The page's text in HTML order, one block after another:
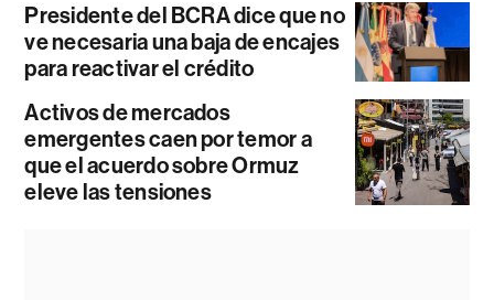
Presidente del BCRA dice que no
ve necesaria una baja de encajes
para reactivar el crédito
Activos de mercados
emergentes caen por temor a
que el acuerdo sobre Ormuz
eleve las tensiones